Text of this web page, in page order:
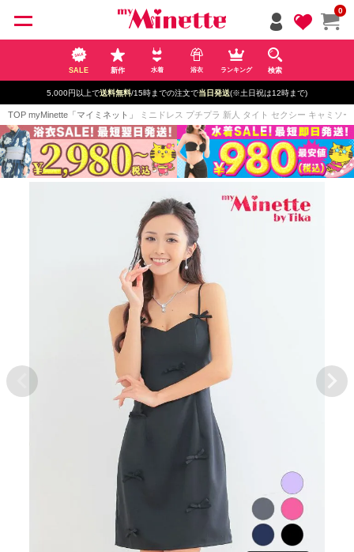
0
SALE 新作 水着 浴衣 ランキング 検索
5,000円以上で送料無料/15時までの注文で当日発送(※土日祝は12時まで)
TOP myMinette「マイミネット」 ミニドレス プチプラ 新人 タイト セクシー キャミソ
ペー
ジト
ップ